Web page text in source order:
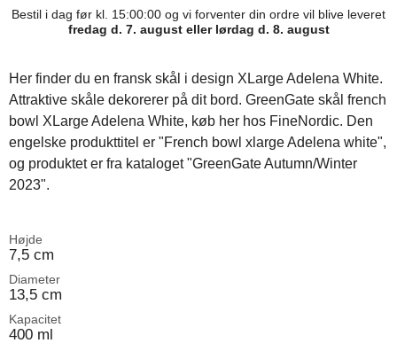
Bestil i dag før kl. 15:00:00 og vi forventer din ordre vil blive leveret
fredag d. 7. august eller lørdag d. 8. august
Her finder du en fransk skål i design XLarge Adelena White.
Attraktive skåle dekorerer på dit bord. GreenGate skål french
bowl XLarge Adelena White, køb her hos FineNordic. Den
engelske produkttitel er "French bowl xlarge Adelena white",
og produktet er fra kataloget "GreenGate Autumn/Winter
2023".
Højde
7,5 cm
Diameter
13,5 cm
Kapacitet
400 ml